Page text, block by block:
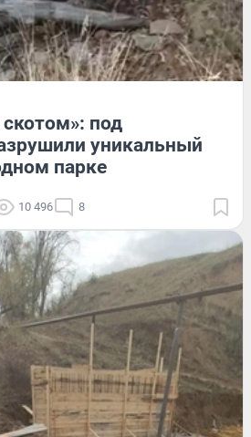
скотом»: под
уникальный
парке
10 496 8